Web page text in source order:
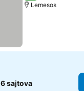
Lemesos
6 sajtova